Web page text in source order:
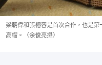
梁朝偉和張榕容是首次合作，也是
高帽。（余俊亮攝）